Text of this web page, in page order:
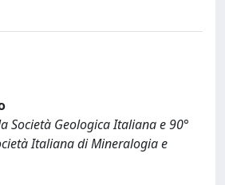
Società Geologica Italiana e 90°
Italiana di Mineralogia e